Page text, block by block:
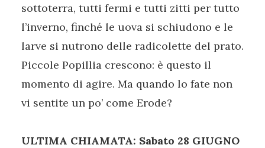
sottoterra, tutti fermi e tutti zitti per tutto
l’inverno, finché le uova si schiudono e le
larve si nutrono delle radicolette del prato.
Piccole Popillia crescono: è questo il
momento di agire. Ma quando lo fate non
vi sentite un po’ come Erode?
ULTIMA CHIAMATA: Sabato 28 GIUGNO